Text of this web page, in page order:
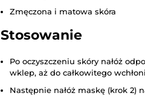
Zmęczona i matowa skóra
Stosowanie
Po oczyszczeniu skóry nałóż
wklep, aż do całkowitego
Następnie nałóż maskę (krok 2)